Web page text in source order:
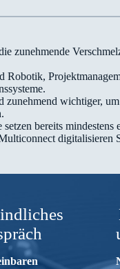
zunehmende
Robotik,
zunehmend wichtiger,
setzen bereits
digitalisieren